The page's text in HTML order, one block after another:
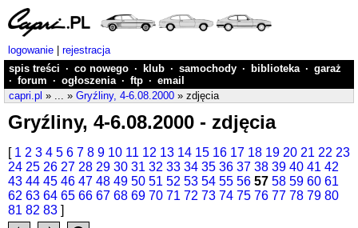
logowanie
rejestracja
spis treści · co nowego · klub · samochody · biblioteka · garaż
· forum · ogłoszenia · ftp · email
capri.pl » ... » Gryźliny, 4-6.08.2000 » zdjęcia
Gryźliny, 4-6.08.2000 - zdjęcia
[ 1 2 3 4 5 6 7 8 9 10 11 12 13 14 15 16 17 18 19 20 21 22 23
24 25 26 27 28 29 30 31 32 33 34 35 36 37 38 39 40 41 42
43 44 45 46 47 48 49 50 51 52 53 54 55 56 57 58 59 60 61
62 63 64 65 66 67 68 69 70 71 72 73 74 75 76 77 78 79 80
81 82 83 ]